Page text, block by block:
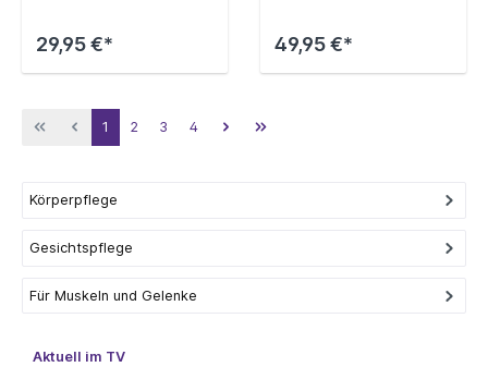
29,95 €* 49,95 €*
1 2 3 4
Körperpflege
Gesichtspflege
Für Muskeln und Gelenke
Aktuell im TV